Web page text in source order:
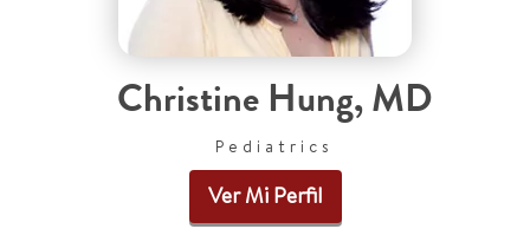
Christine Hung, MD
Pediatrics
Ver Mi Perfil